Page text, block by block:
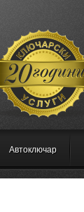
Автоключар